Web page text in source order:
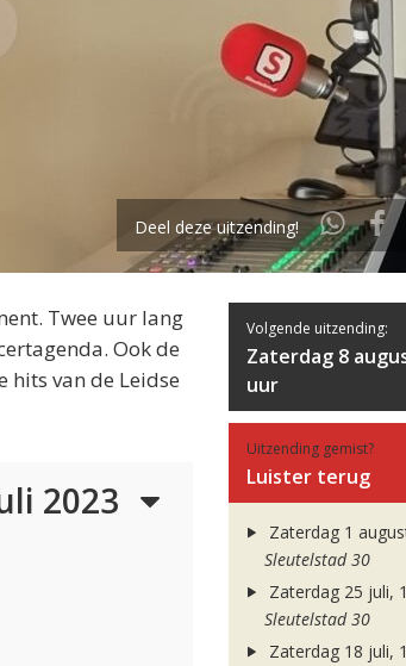
Deel deze uitzending!
Twee uur lang
Ook de
van de Leidse
2023
Volgende uitzending:
Zaterdag 8
uur
Uitzending gemist?
Luister terug
Zaterdag 1
Sleutelstad 30
Zaterdag 25 juli,
Sleutelstad 30
Zaterdag 18 juli,